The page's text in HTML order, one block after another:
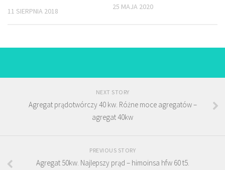
11 SIERPNIA 2018 25 MAJA 2020
NEXT STORY
Agregat prądotwórczy 40 kw. Różne moce agregatów –
agregat 40kw
PREVIOUS STORY
Agregat 50kw. Najlepszy prąd – himoinsa hfw 60 t5.